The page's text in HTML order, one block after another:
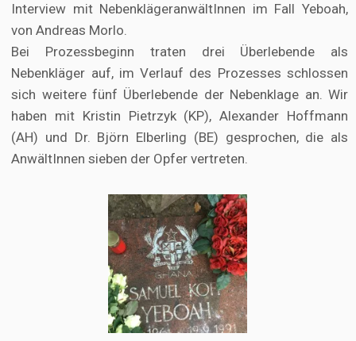
Interview mit NebenklägeranwältInnen im Fall Yeboah,
von Andreas Morlo.
Bei Prozessbeginn traten drei Überlebende als
Nebenkläger auf, im Verlauf des Prozesses schlossen
sich weitere fünf Überlebende der Nebenklage an. Wir
haben mit Kristin Pietrzyk (KP), Alexander Hoffmann
(AH) und Dr. Björn Elberling (BE) gesprochen, die als
AnwältInnen sieben der Opfer vertreten.